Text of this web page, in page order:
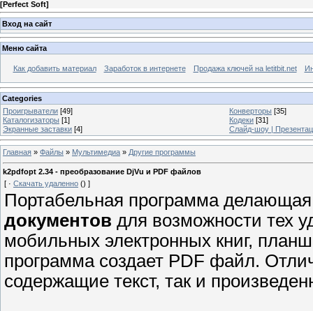
[Perfect Soft]
Вход на сайт
Меню сайта
Как добавить материал Заработок в интернете Продажа ключей на letitbit.net
Categories
Проигрыватели [49] Конверторы [35]
Каталогизаторы [1] Кодеки [31]
Экранные заставки [4] Слайд-шоу |
Главная » Файлы » Мультимедиа » Другие программы
k2pdfopt 2.34 - преобразование DjVu и PDF файлов
[ · Скачать удаленно () ]
Портабельная программа
документов для возможности тех
мобильных электронных книг,
программа создает PDF файл.
содержащие текст, так и